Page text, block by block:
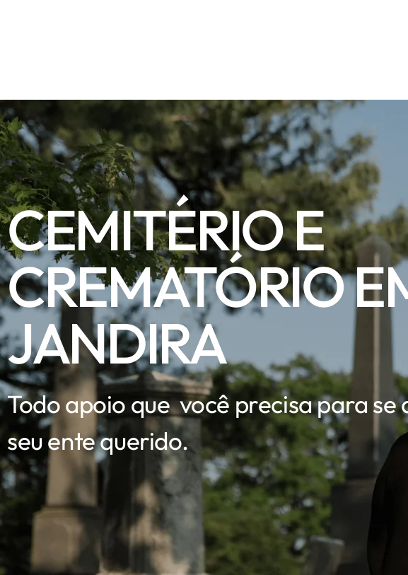
CEMITÉRIO E
CREMATÓRIO
JANDIRA
Todo apoio que você precisa para se
seu ente querido.